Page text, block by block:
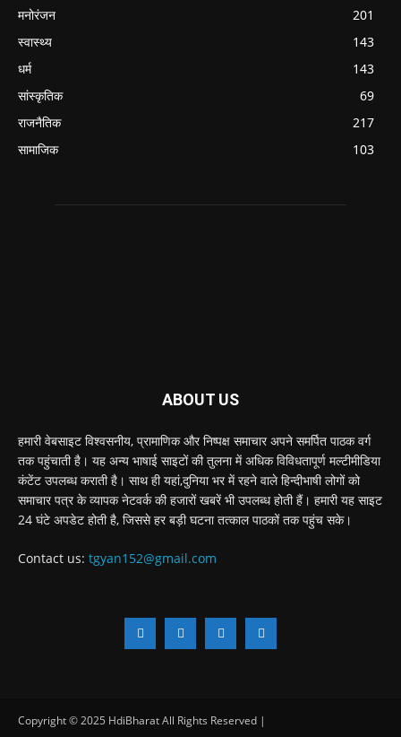
मनोरंजन
201
स्वास्थ्य
143
धर्म
143
सांस्कृतिक
69
राजनैतिक
217
सामाजिक
103
ABOUT US
हमारी वेबसाइट विश्वसनीय, प्रामाणिक और निष्पक्ष समाचार अपने समर्पित पाठक वर्ग
तक पहुंचाती है। यह अन्य भाषाई साइटों की तुलना में अधिक विविधतापूर्ण मल्टीमीडिया
कंटेंट उपलब्ध कराती है। साथ ही यहां,दुनिया भर में रहने वाले हिन्दीभाषी लोगों को
समाचार पत्र के व्यापक नेटवर्क की हजारों खबरें भी उपलब्ध होती हैं। हमारी यह साइट
24 घंटे अपडेट होती है, जिससे हर बड़ी घटना तत्काल पाठकों तक पहुंच सके।
Contact us: tgyan152@gmail.com
Copyright © 2025 HdiBharat All Rights Reserved |